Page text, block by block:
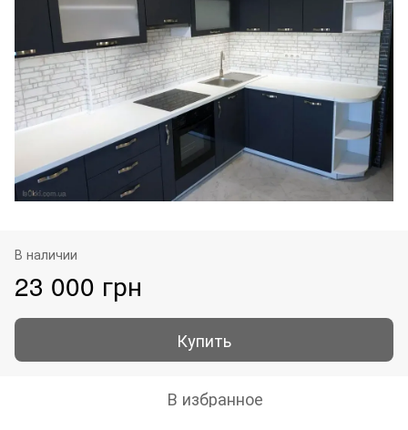
В наличии
23 000 грн
Купить
В избранное